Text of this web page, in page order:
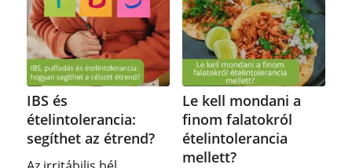
IBS és
ételintolerancia:
segíthet az étrend?
Le kell mondani a
finom falatokról
ételintolerancia
mellett?